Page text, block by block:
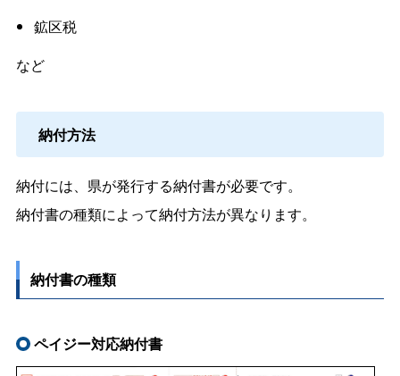
鉱区税
など
納付方法
納付には、県が発行する納付書が必要です。
納付書の種類によって納付方法が異なります。
納付書の種類
ペイジー対応納付書